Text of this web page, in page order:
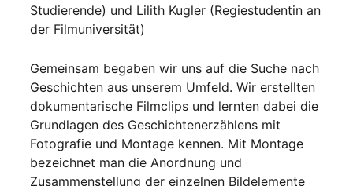
Studierende) und Lilith Kugler (Regiestudentin an
der Filmuniversität)
Gemeinsam begaben wir uns auf die Suche nach
Geschichten aus unserem Umfeld. Wir erstellten
dokumentarische Filmclips und lernten dabei die
Grundlagen des Geschichtenerzählens mit
Fotografie und Montage kennen. Mit Montage
bezeichnet man die Anordnung und
Zusammenstellung der einzelnen Bildelemente